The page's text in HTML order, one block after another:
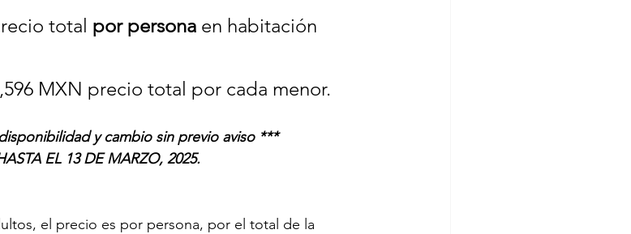
total por persona en habitación
y cambio sin previo aviso ***
EL 13 DE MARZO, 2025.
el precio es por persona, por el total de la